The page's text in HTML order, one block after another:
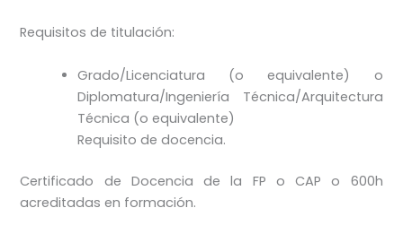
Requisitos de titulación:
Grado/Licenciatura (o equivalente) o
Diplomatura/Ingeniería Técnica/Arquitectura
Técnica (o equivalente)
Requisito de docencia.
Certificado de Docencia de la FP o CAP o 600h
acreditadas en formación.